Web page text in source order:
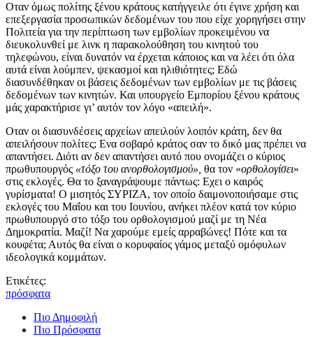
Οταν όμως πολίτης ξένου κράτους κατήγγειλε ότι έγινε χρήση και
επεξεργασία προσωπικών δεδομένων του που είχε χορηγήσει στην
Πολιτεία για την περίπτωση των εμβολίων προκειμένου να
διευκολυνθεί με λινκ η παρακολούθηση του κινητού του
τηλεφώνου, είναι δυνατόν να έρχεται κάποιος και να λέει ότι όλα
αυτά είναι λούμπεν, ψεκασμοί και ηλιθιότητες; Εδώ
διασυνδέθηκαν οι βάσεις δεδομένων των εμβολίων με τις βάσεις
δεδομένων των κινητών. Και υπουργείο Εμπορίου ξένου κράτους
μάς χαρακτήρισε γι’ αυτόν τον λόγο «απειλή».
Οταν οι διασυνδέσεις αρχείων απειλούν λοιπόν κράτη, δεν θα
απειλήσουν πολίτες; Ενα σοβαρό κράτος σαν το δικό μας πρέπει να
απαντήσει. Διότι αν δεν απαντήσει αυτό που ονομάζει ο κύριος
πρωθυπουργός «τόξο του ανορθολογισμού», θα τον «ορθολογίσει»
στις εκλογές. Θα το ξαναγράψουμε πάντως: Εχει ο καιρός
γυρίσματα! Ο μισητός ΣΥΡΙΖΑ, τον οποίο δαιμονοποιήσαμε στις
εκλογές του Μαΐου και του Ιουνίου, ανήκει πλέον κατά τον κύριο
πρωθυπουργό στο τόξο του ορθολογισμού μαζί με τη Νέα
Δημοκρατία. Μαζί! Να χαρούμε εμείς αρραβώνες! Πότε και τα
κουφέτα; Αυτός θα είναι ο κορυφαίος γάμος μεταξύ ομόφυλων
ιδεολογικά κομμάτων.
Ετικέτες:
πρόσφατα
Πιο Δημοφιλή
Πιο Πρόσφατα